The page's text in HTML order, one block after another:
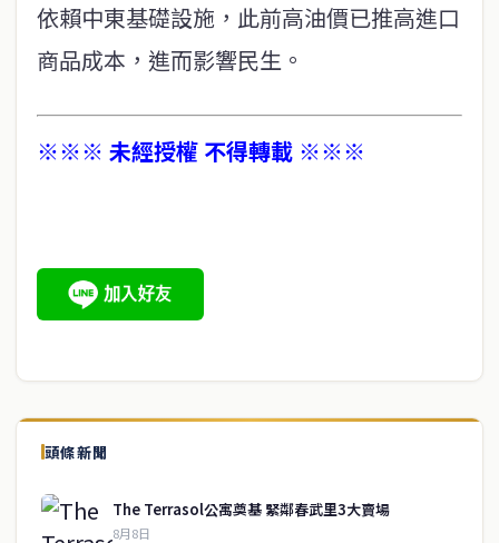
依賴中東基礎設施，此前高油價已推高進口
商品成本，進而影響民生。
※※※ 未經授權 不得轉載 ※※※
頭條新聞
The Terrasol公寓奠基 緊鄰春武里3大賣場
8月8日